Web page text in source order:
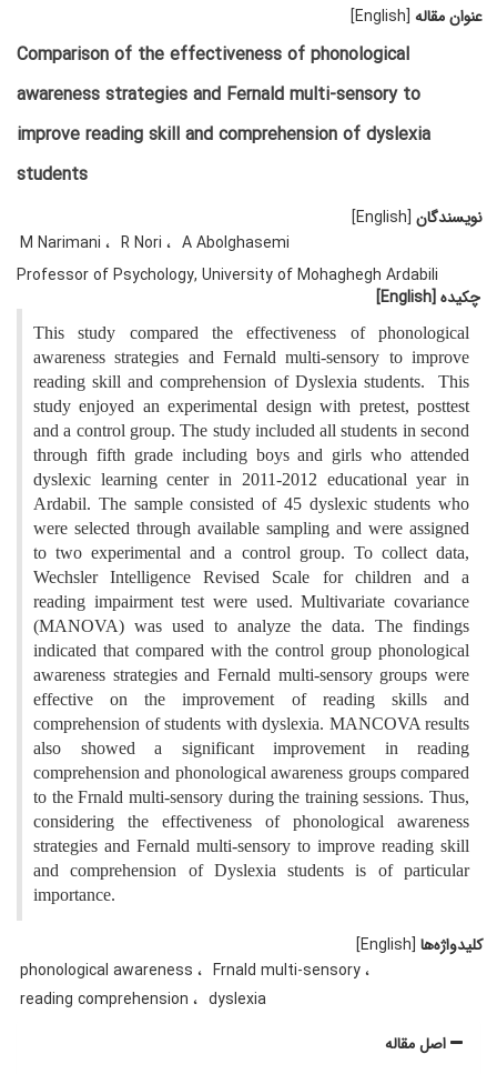
عنوان مقاله [English]
Comparison of the effectiveness of phonological
awareness strategies and Fernald multi-sensory to
improve reading skill and comprehension of dyslexia
students
نویسندگان [English]
M Narimani
R Nori
A Abolghasemi
Professor of Psychology, University of Mohaghegh Ardabili
چکیده [English]
This study compared the effectiveness of phonological
awareness strategies and Fernald multi-sensory to improve
reading skill and comprehension of Dyslexia students.
This
study enjoyed an experimental design with pretest, posttest
and a control group. The study included all students in second
through fifth grade including boys and girls who attended
dyslexic learning center in 2011-2012 educational year in
Ardabil. The sample consisted of 45 dyslexic students who
were selected through available sampling and were assigned
to two experimental and a control group. To collect data,
Wechsler Intelligence Revised Scale for children and a
reading impairment test were used. Multivariate covariance
(MANOVA) was used to analyze the data. The findings
indicated that compared with the control group phonological
awareness strategies and Fernald multi-sensory groups were
effective on the improvement of reading skills and
comprehension of students with dyslexia. MANCOVA results
also showed a significant improvement in reading
comprehension and phonological awareness groups compared
to the Frnald multi-sensory during the training sessions. Thus,
considering the effectiveness of phonological awareness
strategies and Fernald multi-sensory to improve reading skill
and comprehension of Dyslexia students is of particular
importance.
کلیدواژه‌ها [English]
phonological awareness
Frnald multi-sensory
reading comprehension
dyslexia
اصل مقاله